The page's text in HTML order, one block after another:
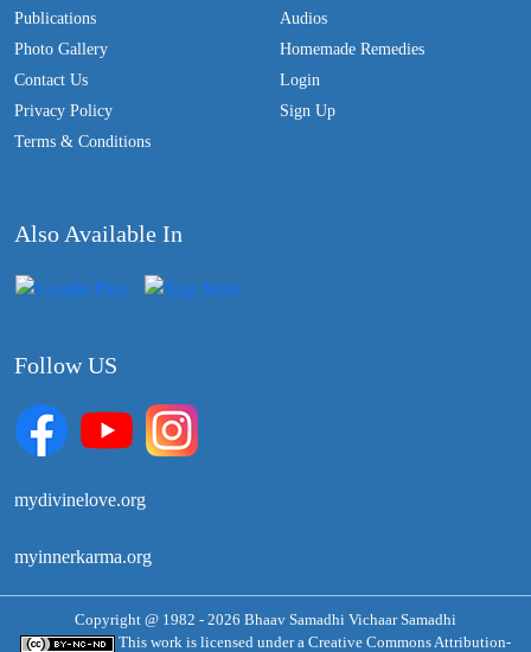
Publications
Photo Gallery
Contact Us
Privacy Policy
Terms & Conditions
Audios
Homemade Remedies
Login
Sign Up
Also Available In
Follow US
mydivinelove.org
myinnerkarma.org
Copyright @ 1982 - 2026 Bhaav Samadhi Vichaar Samadhi
This work is licensed under a Creative Commons Attribution-